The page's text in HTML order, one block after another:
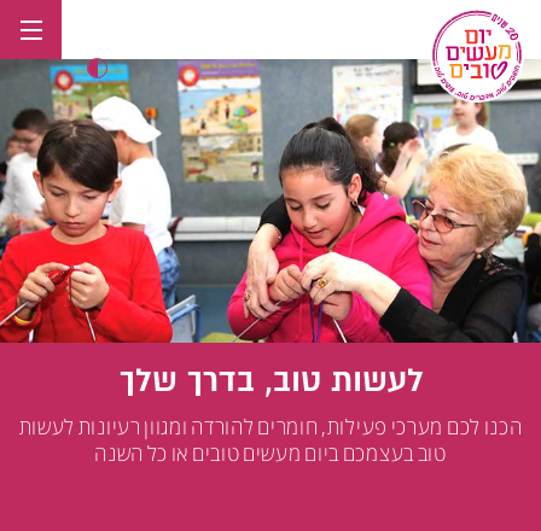
לתוכן
לעשות טוב, בדרך שלך
הכנו לכם מערכי פעילות, חומרים להורדה ומגוון רעיונות לעשות
טוב בעצמכם ביום מעשים טובים או כל השנה